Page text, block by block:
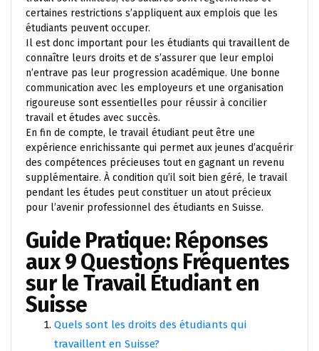
certaines restrictions s’appliquent aux emplois que les
étudiants peuvent occuper.
Il est donc important pour les étudiants qui travaillent de
connaître leurs droits et de s’assurer que leur emploi
n’entrave pas leur progression académique. Une bonne
communication avec les employeurs et une organisation
rigoureuse sont essentielles pour réussir à concilier
travail et études avec succès.
En fin de compte, le travail étudiant peut être une
expérience enrichissante qui permet aux jeunes d’acquérir
des compétences précieuses tout en gagnant un revenu
supplémentaire. À condition qu’il soit bien géré, le travail
pendant les études peut constituer un atout précieux
pour l’avenir professionnel des étudiants en Suisse.
Guide Pratique: Réponses
aux 9 Questions Fréquentes
sur le Travail Étudiant en
Suisse
Quels sont les droits des étudiants qui
travaillent en Suisse?